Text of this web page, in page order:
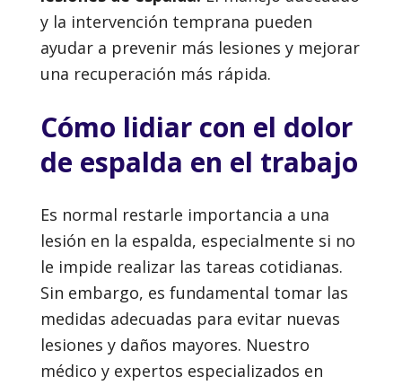
y la intervención temprana pueden
ayudar a prevenir más lesiones y mejorar
una recuperación más rápida.
Cómo lidiar con el dolor
de espalda en el trabajo
Es normal restarle importancia a una
lesión en la espalda, especialmente si no
le impide realizar las tareas cotidianas.
Sin embargo, es fundamental tomar las
medidas adecuadas para evitar nuevas
lesiones y daños mayores. Nuestro
médico y expertos especializados en